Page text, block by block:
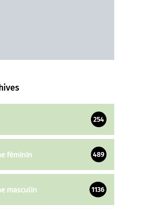
254
féminin 489
masculin 1136